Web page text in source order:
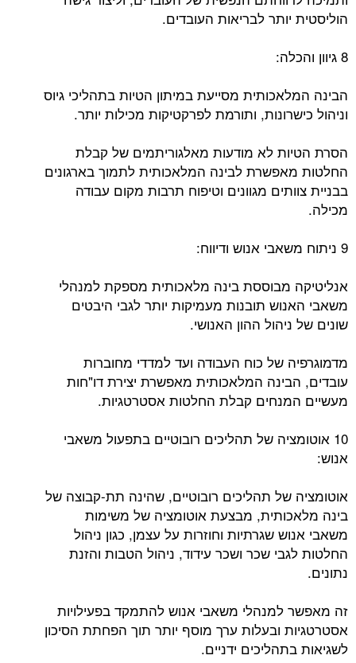
הוליסטית יותר לבריאות העובדים.
8 גיוון והכלה:
הבינה המלאכותית מסייעת במיתון הטיות בתהליכי גיוס
וניהול כישרונות, ותורמת לפרקטיקות מכילות יותר.
הסרת הטיות לא מודעות מאלגוריתמים של קבלת
החלטות מאפשרת לבינה המלאכותית לתמוך בארגונים
בבניית צוותים מגוונים וטיפוח תרבות מקום עבודה
מכילה.
9 ניתוח משאבי אנוש ודיווח:
אנליטיקה מבוססת בינה מלאכותית מספקת למנהלי
משאבי האנוש תובנות מעמיקות יותר לגבי היבטים
שונים של ניהול ההון האנושי.
מדמוגרפיה של כוח העבודה ועד למדדי מחוברות
עובדים, הבינה המלאכותית מאפשרת יצירת דו"חות
מעשיים המנחים קבלת החלטות אסטרטגיות.
10 אוטומציה של תהליכים רובוטיים בתפעול משאבי
אנוש:
אוטומציה של תהליכים רובוטיים, שהינה תת-קבוצה של
בינה מלאכותית, מבצעת אוטומציה של משימות
משאבי אנוש שגרתיות וחוזרות על עצמן, כגון ניהול
החלטות לגבי שכר ושכר עידוד, ניהול הטבות והזנת
נתונים.
זה מאפשר למנהלי משאבי אנוש להתמקד בפעילויות
אסטרטגיות ובעלות ערך מוסף יותר תוך הפחתת הסיכון
לשגיאות בתהליכים ידניים.